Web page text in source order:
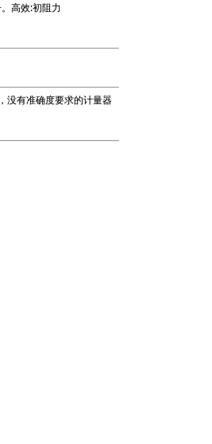
高效:初阻力
没有准确度要求的计量器